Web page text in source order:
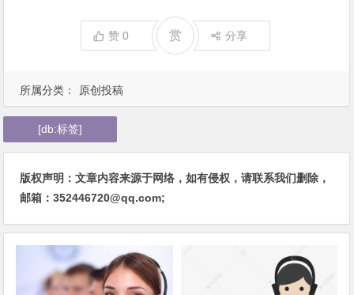
所属分类： 原创投稿
赞0 赏 分享
[db:标签]
版权声明：文章内容来源于网络，如有侵权，请联系我们删除，
邮箱：352446720@qq.com;